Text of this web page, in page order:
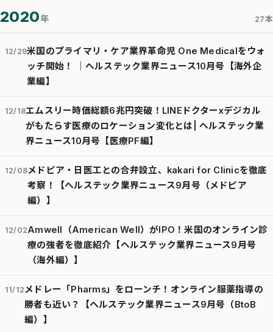
2020年 27本
12/29米国のプライマリ・ケア業界革命児 One Medicalをウォ
ッチ開始！ │ヘルステック業界ニュース10月号【海外企
業編】
12/18エムスリー時価総額6兆円突破！LINEドクターxデジカル
がもたらす医療のロケーション変化とは| ヘルステック業
界ニュース10月号【医療PF編】
12/08メドピア・日医工との合弁設立、kakari for Clinicを徹底
考察！【ヘルステック業界ニュース9月号（メドピア
編）】
12/02Amwell（American Well）がIPO！米国のオンライン診
療の強者を徹底紹介【ヘルステック業界ニュース9月号
（海外編）】
11/12メドレー「Pharms」をローンチ！オンライン服薬指導の
勝者も近い？【ヘルステック業界ニュース9月号（BtoB
編）】